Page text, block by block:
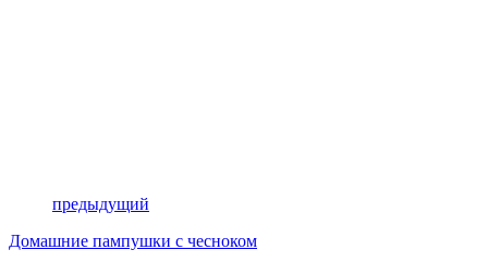
предыдущий
Домашние пампушки с чесноком